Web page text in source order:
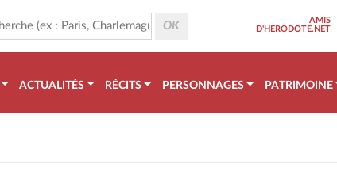
AMIS
D'HERODOTE.NET
ACTUALITÉS RÉCITS PERSONNAGES PATRIMOINE